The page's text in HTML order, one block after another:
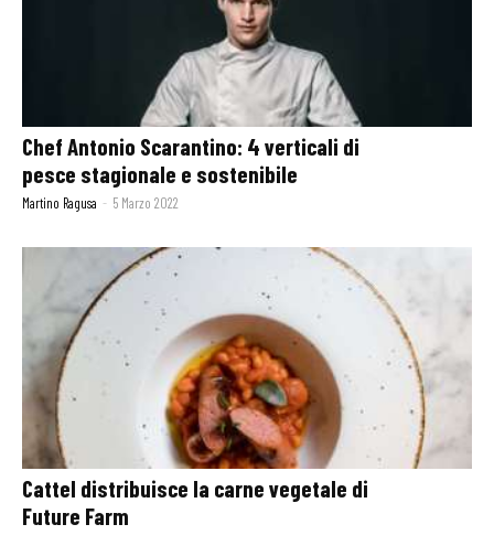
Chef Antonio Scarantino: 4 verticali di
pesce stagionale e sostenibile
Martino Ragusa - 5 Marzo 2022
Cattel distribuisce la carne vegetale di
Future Farm